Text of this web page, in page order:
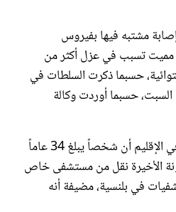
مشتبه فيها بفيروس
تسبب في عزل أكثر من
حسبما ذكرت السلطات في
حسبما أوردت وكالة
وأفادت السلطات الصحية في الإقليم أن شخصاً يبلغ 34 عاماً
الأخيرة نقل من مستشفى خاص
في بلنسية، مضيفة أنه
سيدتي
غلاف رفمي